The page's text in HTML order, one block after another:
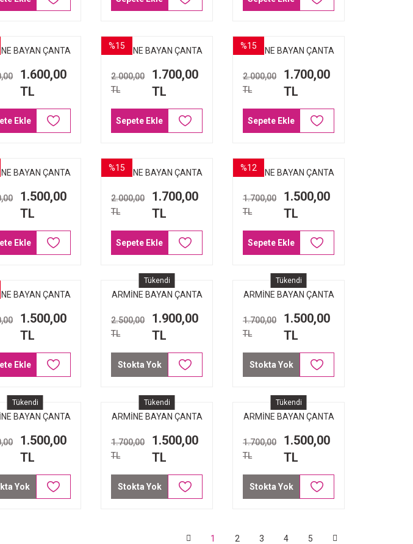
BAYAN ÇANTA
1.600,00
TL
Ekle
%15
ARMİNE BAYAN ÇANTA
2.000,00
TL
1.700,00
TL
Sepete Ekle
%15
ARMİNE BAYAN ÇANTA
2.000,00
TL
1.700,00
TL
Sepete Ekle
BAYAN ÇANTA
1.500,00
TL
Ekle
%15
ARMİNE BAYAN ÇANTA
SİYAH
2.000,00
TL
1.700,00
TL
Sepete Ekle
%12
ARMİNE BAYAN ÇANTA
1.700,00
TL
1.500,00
TL
Sepete Ekle
BAYAN ÇANTA
1.500,00
TL
Ekle
Tükendi
ARMİNE BAYAN ÇANTA
2.500,00
TL
1.900,00
TL
Stokta Yok
Tükendi
ARMİNE BAYAN ÇANTA
1.700,00
TL
1.500,00
TL
Stokta Yok
Tükendi
BAYAN ÇANTA
1.500,00
TL
Yok
Tükendi
ARMİNE BAYAN ÇANTA
1.700,00
TL
1.500,00
TL
Stokta Yok
Tükendi
ARMİNE BAYAN ÇANTA
1.700,00
TL
1.500,00
TL
Stokta Yok
1 2 3 4 5